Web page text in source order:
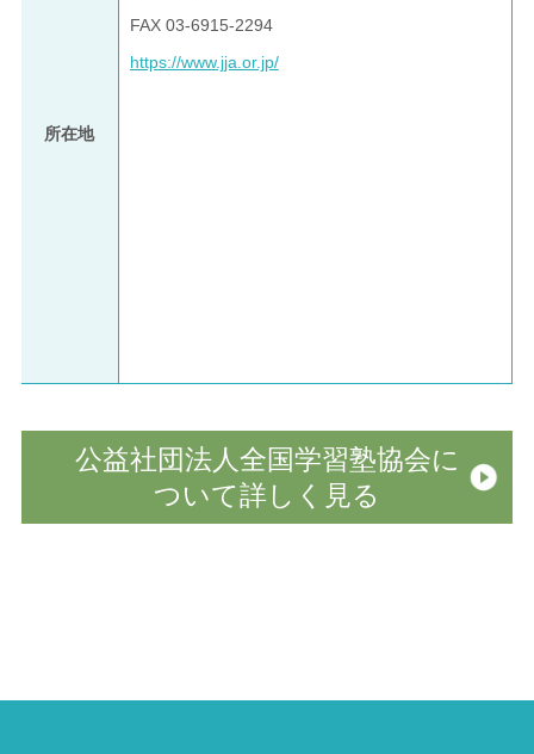
所在地
FAX 03-6915-2294
https://www.jja.or.jp/
公益社団法人全国学習塾協会に
ついて詳しく見る